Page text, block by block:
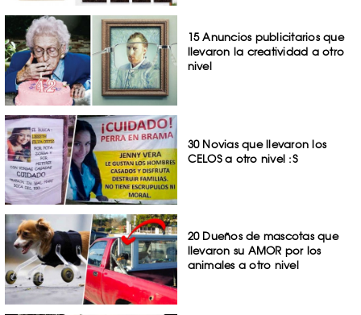
15 Anuncios publicitarios que
llevaron la creatividad a otro
nivel
30 Novias que llevaron los
CELOS a otro nivel :S
20 Dueños de mascotas que
llevaron su AMOR por los
animales a otro nivel